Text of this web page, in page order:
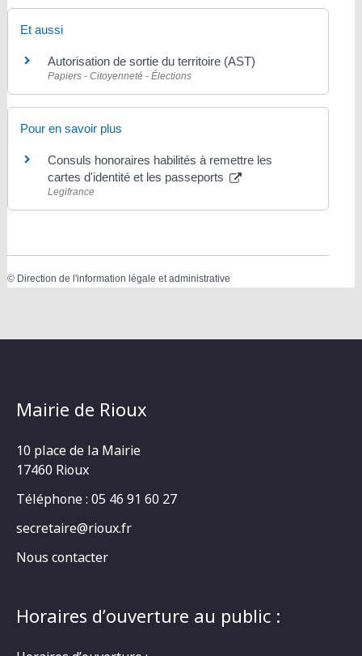
Et aussi
Autorisation de sortie du territoire (AST)
Papiers - Citoyenneté - Élections
Pour en savoir plus
Consuls honoraires habilités à remettre les
cartes d'identité et les passeports
Legifrance
© Direction de l'information légale et administrative
Mairie de Rioux
10 place de la Mairie
17460 Rioux
Téléphone : 05 46 91 60 27
secretaire@rioux.fr
Nous contacter
Horaires d’ouverture au public :